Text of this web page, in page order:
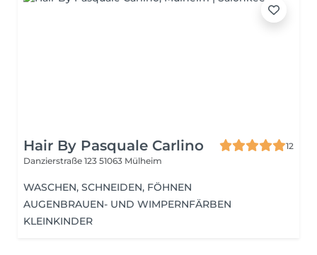
Hair By Pasquale Carlino
12
Danzierstraße 123 51063 Mülheim
WASCHEN, SCHNEIDEN, FÖHNEN
AUGENBRAUEN- UND WIMPERNFÄRBEN
KLEINKINDER